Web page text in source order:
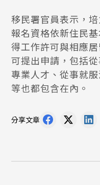
移民署官員表示，
報名資格依新住民
得工作許可與相應
可提出申請，包括
專業人才、從事就
等也都包含在內。
分享文章